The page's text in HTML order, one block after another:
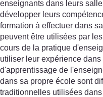
enseignants dans leurs
développer leurs
formation à effectuer dans
peuvent être utilisées par
cours de la pratique
utiliser leur expérience
d'apprentissage de
dans sa propre école sont
traditionnelles utilisées